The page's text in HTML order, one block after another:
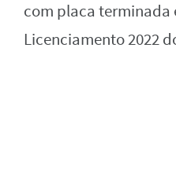
com placa terminada
Licenciamento 2022